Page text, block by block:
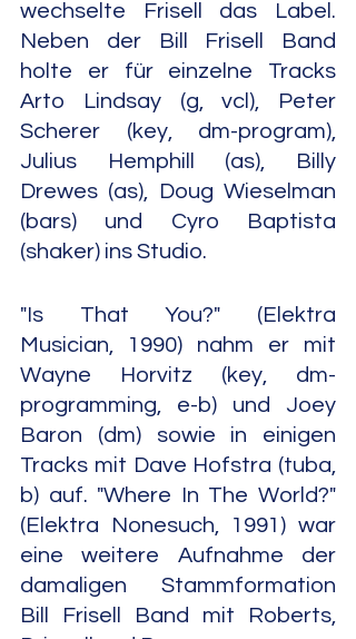
wechselte Frisell das Label.
Neben der Bill Frisell Band
holte er für einzelne Tracks
Arto Lindsay (g, vcl), Peter
Scherer (key, dm-program),
Julius Hemphill (as), Billy
Drewes (as), Doug Wieselman
(bars) und Cyro Baptista
(shaker) ins Studio.
"Is That You?" (Elektra
Musician, 1990) nahm er mit
Wayne Horvitz (key, dm-
programming, e-b) und Joey
Baron (dm) sowie in einigen
Tracks mit Dave Hofstra (tuba,
b) auf. "Where In The World?"
(Elektra Nonesuch, 1991) war
eine weitere Aufnahme der
damaligen Stammformation
Bill Frisell Band mit Roberts,